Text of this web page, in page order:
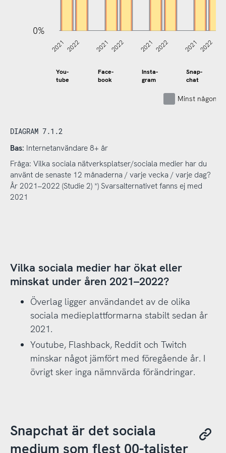
0%
You-
tube
Face-
book
Insta-
gram
Snap-
chat
2021 2022 2021 2022 2021 2022 2021 2022
Minst någon
DIAGRAM 7.1.2
Bas: Internetanvändare 8+ år
Fråga: Vilka sociala nätverksplatser/sociala medier har du
använt de senaste 12 månaderna / varje vecka / varje dag?
År 2021–2022 (Studie 2) *) Svarsalternativet fanns ej med
2021
Vilka sociala medier har ökat eller
minskat under åren 2021–2022?
Överlag ligger användandet av de olika
sociala medieplattformarna stabilt sedan år
2021.
Youtube, Flashback, Reddit och Twitch
minskar något jämfört med föregående år. I
övrigt sker inga nämnvärda förändringar.
Snapchat är det sociala
medium som flest 00-talister